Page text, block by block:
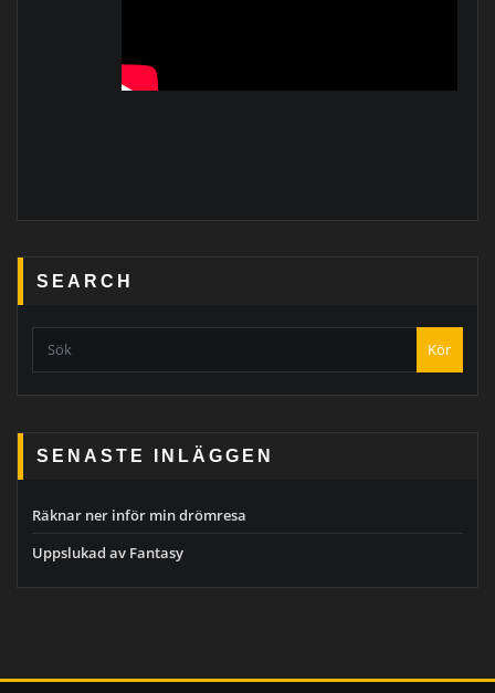
SEARCH
Kör
SENASTE INLÄGGEN
Räknar ner inför min drömresa
Uppslukad av Fantasy